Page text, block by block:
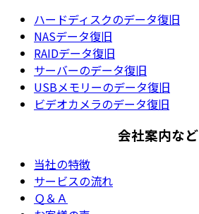
ハードディスクのデータ復旧
NASデータ復旧
RAIDデータ復旧
サーバーのデータ復旧
USBメモリーのデータ復旧
ビデオカメラのデータ復旧
会社案内など
当社の特徴
サービスの流れ
Ｑ＆Ａ